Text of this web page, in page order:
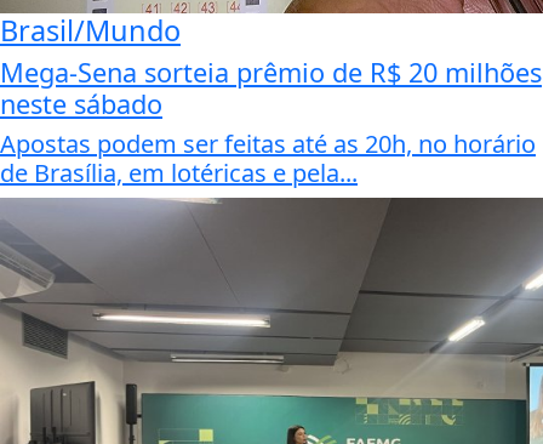
Brasil/Mundo
Mega-Sena sorteia prêmio de R$ 20 milhões
neste sábado
Apostas podem ser feitas até as 20h, no horário
de Brasília, em lotéricas e pela...